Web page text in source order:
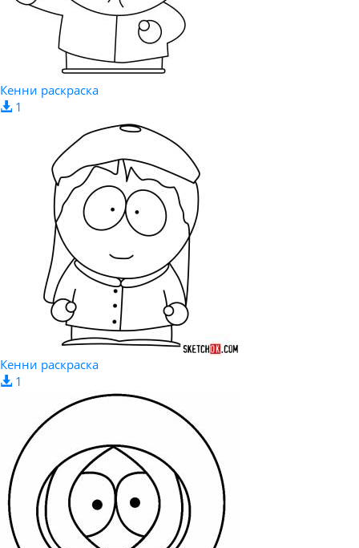
Кенни раскраска
1
Кенни раскраска
1